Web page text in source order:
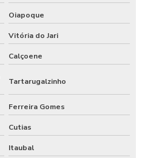
Oiapoque
Vitória do Jari
Calçoene
Tartarugalzinho
Ferreira Gomes
Cutias
Itaubal